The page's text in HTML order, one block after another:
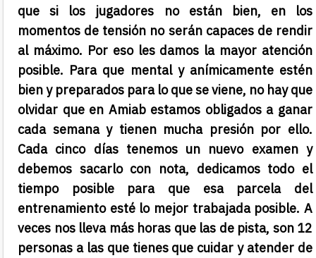
que si los jugadores no están bien, en los
momentos de tensión no serán capaces de rendir
al máximo. Por eso les damos la mayor atención
posible. Para que mental y anímicamente estén
bien y preparados para lo que se viene, no hay que
olvidar que en Amiab estamos obligados a ganar
cada semana y tienen mucha presión por ello.
Cada cinco días tenemos un nuevo examen y
debemos sacarlo con nota, dedicamos todo el
tiempo posible para que esa parcela del
entrenamiento esté lo mejor trabajada posible. A
veces nos lleva más horas que las de pista, son 12
personas a las que tienes que cuidar y atender de